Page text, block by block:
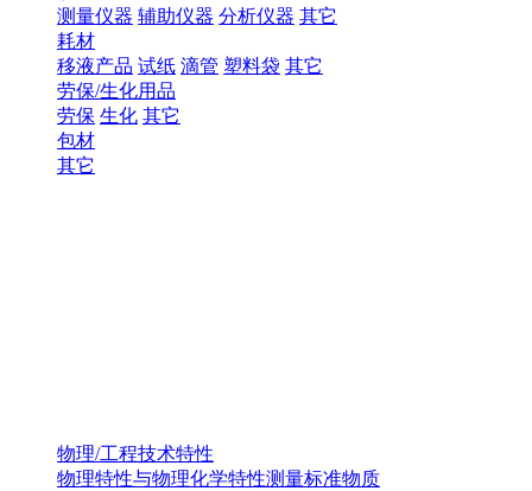
测量仪器 辅助仪器 分析仪器 其它
耗材
移液产品 试纸 滴管 塑料袋 其它
劳保/生化用品
劳保 生化 其它
包材
其它
物理/工程技术特性
物理特性与物理化学特性测量标准物质